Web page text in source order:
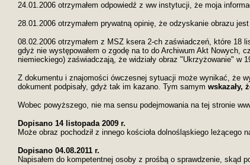
24.01.2006 otrzymałem odpowiedź z ww instytucji, że moja
28.01.2006 otrzymałem prywatną opinię, że odzyskanie obrazu
08.02.2006 otrzymałem z MSZ ksera 2-ch zaświadczeń, które 18
gdyż nie występowałem o zgodę na to do Archiwum Akt Nowych,
niemieckiego) zaświadczają, że widziały obraz "Ukrzyżowanie" w
Z dokumentu i znajomości ówczesnej sytuacji może wynikać, że
dokument podpisały, gdyż tak im kazano. Tym samym wskazały,
Wobec powyższego, nie ma sensu podejmowania na tej stronie
Dopisano 14 listopada 2009 r.
Może obraz pochodził z innego kościoła dolnośląskiego
Dopisano 04.08.2011 r.
Napisałem do kompetentnej osoby z prośbą o sprawdzenie, skąd